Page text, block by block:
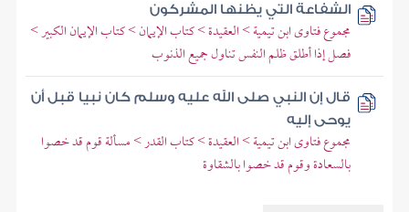
الشفاعة التي يظنها المشركون
مجموع فتاوى ابن تيمية > العقيدة > كتاب الإيمان > كتاب الإيمان الكبير >
فصل إذا أطلق ظلم النفس تناول جميع الذنوب
قال إن النبي صلى الله عليه وسلم كان نبيا قبل أن
يوحى إليه
مجموع فتاوى ابن تيمية > العقيدة > كتاب القدر > مسألة قوم قد خصوا
بالسعادة وقوم قد خصوا بالشقاوة